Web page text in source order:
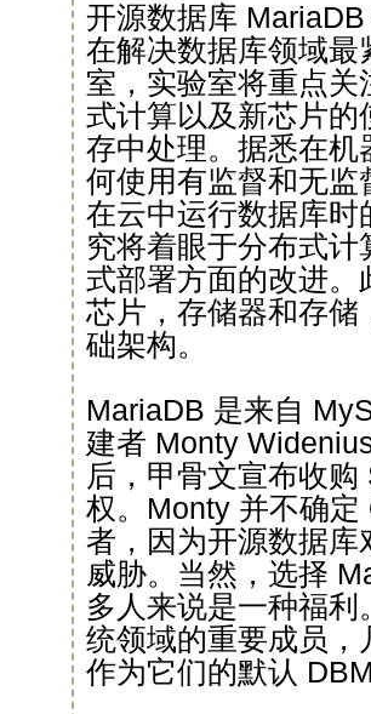
开源数据库
在解决数据库领域
室，实验室将重点
式计算以及新芯片
存中处理。据悉在
何使用有监督和无
在云中运行数据库
究将着眼于分布式
式部署方面的改进
芯片，存储器和存
础架构。
MariaDB 是来自
建者 Monty
后，甲骨文宣布收
权。Monty 并不确
者，因为开源数据
威胁。当然，选择
多人来说是一种福
统领域的重要成员
作为它们的默认